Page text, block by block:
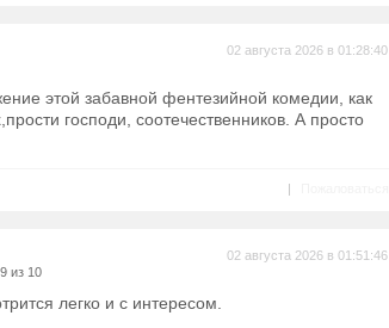
02 августа 2026 в 01:28:40
этой забавной фентезийной комедии, как
господи, соотечественников. А просто
|
из 10
02 августа 2026 в 01:51:46
легко и с интересом.